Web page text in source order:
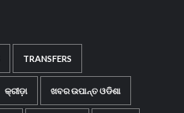
TRANSFERS
କ୍ରୀଡ଼ା ଖବର ଉପାନ୍ତ ଓଡିଶା